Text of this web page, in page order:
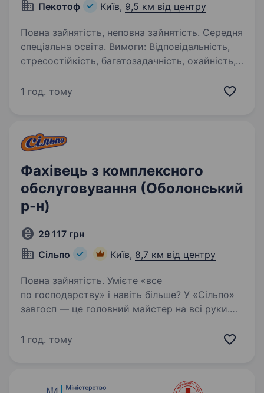
Пекотоф
Київ, 9,5 км від центру
Повна зайнятість, неповна зайнятість. Середня
спеціальна освіта. Вимоги: Відповідальність,
стресостійкість, багатозадачність, охайність,
безкоштовні обіди. Можливе проживання.
1 год. тому
Фахівець з комплексного
обслуговування (Оболонський
р-н)
29 117 грн
Сільпо
Київ, 8,7 км від центру
Повна зайнятість. Умієте «все
по господарству» і навіть більше? У «Сільпо»
завгосп — це головний майстер на всі руки.
ремонти Стежити за технічним станом
1 год. тому